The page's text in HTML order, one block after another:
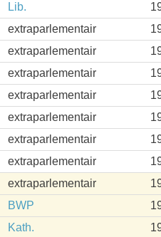
Lib.
extraparlementair
extraparlementair
extraparlementair
extraparlementair
extraparlementair
extraparlementair
extraparlementair
extraparlementair
BWP
Kath.